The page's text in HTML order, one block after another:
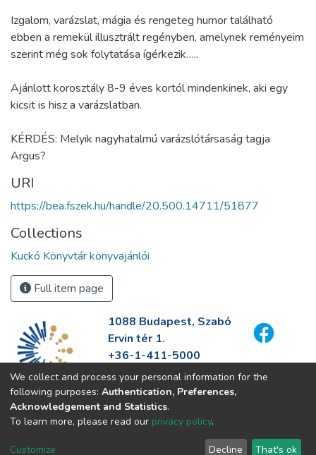
Izgalom, varázslat, mágia és rengeteg humor található
ebben a remekül illusztrált regényben, amelynek reményeim
szerint még sok folytatása ígérkezik…..
Ajánlott korosztály 8-9 éves kortól mindenkinek, aki egy
kicsit is hisz a varázslatban.
KÉRDÉS: Melyik nagyhatalmú varázslótársaság tagja
Argus?
URI
https://bea.fszek.hu/handle/20.500.14711/51877
Collections
Kuckó Könyvtár könyvajánlói
Full item page
1088 Budapest, Szabó
Ervin tér 1.
+36-1-411-5000
info@fszek.hu
https://fszek.hu
We collect and process your personal information for the
following purposes: Authentication, Preferences,
Acknowledgement and Statistics.
To learn more, please read our privacy policy.
Customize Decline That's ok